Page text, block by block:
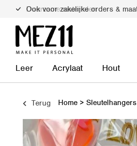
Duurzame materialen
Leer Acrylaat Hout
Terug Home > Sleutelhangers